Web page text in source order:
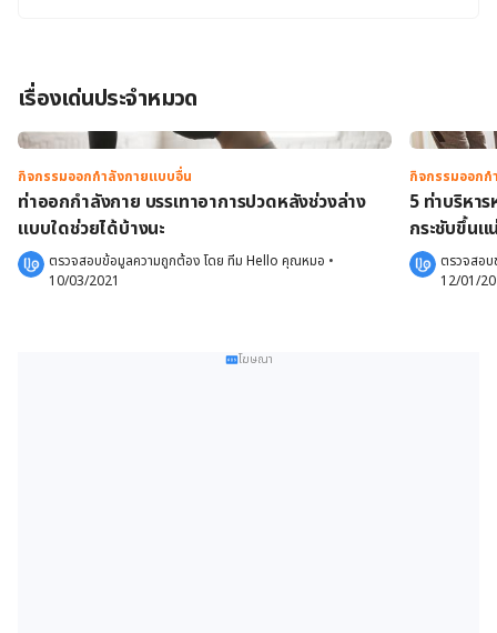
เรื่องเด่นประจำหมวด
กิจกรรมออกกำลังกายแบบอื่น
ท่าออกกำลังกาย บรรเทาอาการปวดหลังช่วงล่าง
แบบใดช่วยได้บ้างนะ
ตรวจสอบข้อมูลความถูกต้อง โดย ทีม Hello คุณหมอ •
10/03/2021
กิจกรรมออก
5 ท่าบริหา
กระชับขึ้นแ
ตรวจสอ
12/01/
โฆษณา